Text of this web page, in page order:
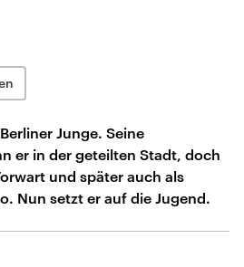
Junge. Seine
er in der geteilten Stadt, doch
und später auch als
Nun setzt er auf die Jugend.